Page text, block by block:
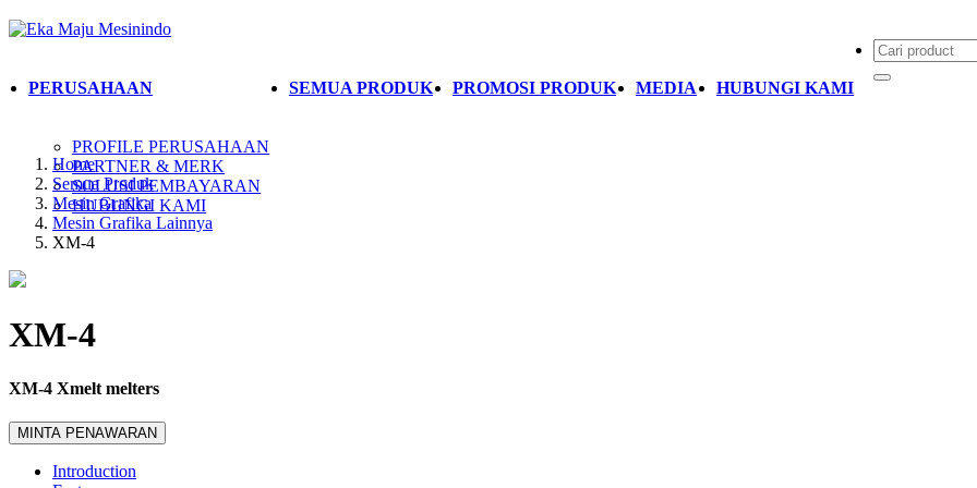
PERUSAHAAN
PROFILE PERUSAHAAN
PARTNER & MERK
SOLUSI PEMBAYARAN
HUBUNGI KAMI
SEMUA PRODUK PROMOSI PRODUK MEDIA HUBUNGI KAMI
Home
Semua Produk
Mesin Grafika
Mesin Grafika Lainnya
XM-4
XM-4
XM-4 Xmelt melters
MINTA PENAWARAN
Introduction